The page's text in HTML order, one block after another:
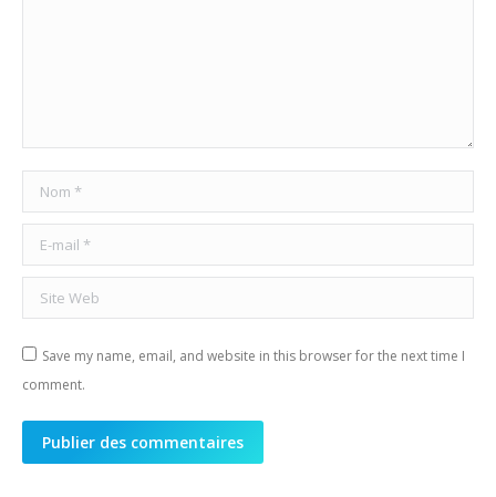
Nom *
E-mail *
Site Web
Save my name, email, and website in this browser for the next time I
comment.
Publier des commentaires